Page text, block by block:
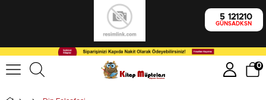
5
GÜN
12
SA
12
DK
9
SN
0